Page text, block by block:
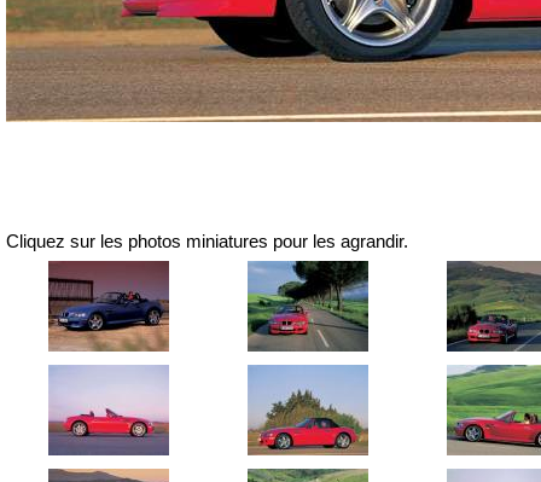
Cliquez sur les photos miniatures pour les agrandir.